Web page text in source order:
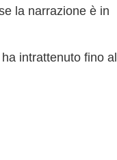
la narrazione è in
intrattenuto fino al